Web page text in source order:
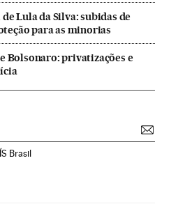
Lula da Silva: subidas de
para as minorias
Bolsonaro: privatizações e
Brasil